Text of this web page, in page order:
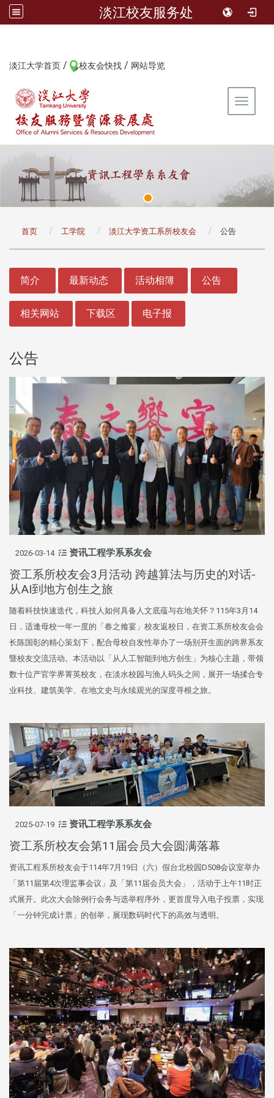
淡江校友服务处
淡江大学首页 / 校友会快找 / 网站导览
Toggle
首页 工学院 淡江大学资工系所校友会 公告
简介 最新动态 活动相簿 公告
相关网站 下载区 电子报
公告
2026-03-14 资讯工程学系系友会
资工系所校友会3月活动 跨越算法与历史的对话-
从AI到地方创生之旅
随着科技快速迭代，科技人如何具备人文底蕴与在地关怀？115年3月14
日，适逢母校一年一度的「春之飨宴」校友返校日，在资工系所校友会会
长陈国彰的精心策划下，配合母校自发性举办了一场别开生面的跨界系友
暨校友交流活动。本活动以「从人工智能到地方创生」为核心主题，带领
数十位产官学界菁英校友，在淡水校园与渔人码头之间，展开一场揉合专
业科技、建筑美学、在地文史与永续观光的深度寻根之旅。
2025-07-19 资讯工程学系系友会
资工系所校友会第11届会员大会圆满落幕
资讯工程系所校友会于114年7月19日（六）假台北校园D508会议室举办
「第11届第4次理监事会议」及「第11届会员大会」，活动于上午11时正
式展开。此次大会除例行会务与选举程序外，更首度导入电子投票，实现
「一分钟完成计票」的创举，展现数码时代下的高效与透明。